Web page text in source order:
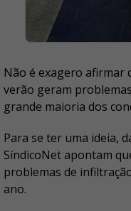
Não é exagero afirmar
verão geram
grande maioria dos
Para se ter uma ideia,
SíndicoNet apontam
problemas de
ano.